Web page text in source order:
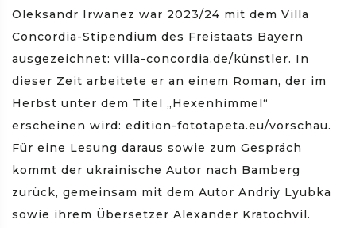
Oleksandr Irwanez war 2023/24 mit dem Villa
Concordia-Stipendium des Freistaats Bayern
ausgezeichnet: villa-concordia.de/künstler. In
dieser Zeit arbeitete er an einem Roman, der im
Herbst unter dem Titel „Hexenhimmel“
erscheinen wird: edition-fototapeta.eu/vorschau.
Für eine Lesung daraus sowie zum Gespräch
kommt der ukrainische Autor nach Bamberg
zurück, gemeinsam mit dem Autor Andriy Lyubka
sowie ihrem Übersetzer Alexander Kratochvil.